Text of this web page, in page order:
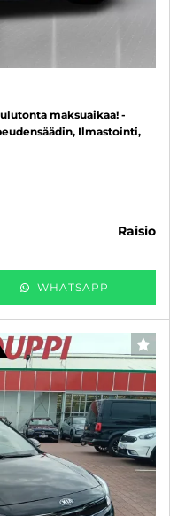
maksuaikaa! -
Ilmastointi,
raisio
WHATSAPP